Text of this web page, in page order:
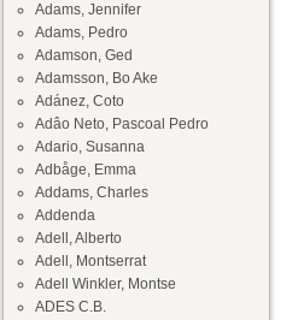
Adams, Jennifer
Adams, Pedro
Adamson, Ged
Adamsson, Bo Ake
Adánez, Coto
Adâo Neto, Pascoal Pedro
Adario, Susanna
Adbåge, Emma
Addams, Charles
Addenda
Adell, Alberto
Adell, Montserrat
Adell Winkler, Montse
ADES C.B.